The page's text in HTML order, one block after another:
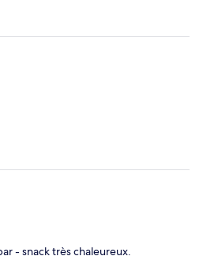
- snack très chaleureux.